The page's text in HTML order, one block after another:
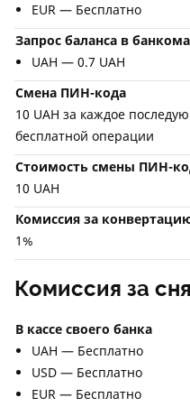
EUR — Бесплатно
Запрос баланса в
UAH — 0.7 UAH
Смена ПИН-кода
10 UAH за каждое
бесплатной операции
Стоимость смены ПИН-
10 UAH
Комиссия за
1%
Комиссия за
В кассе своего банка
UAH — Бесплатно
USD — Бесплатно
EUR — Бесплатно